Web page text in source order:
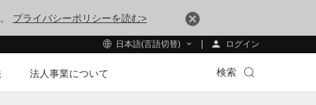
プライバシーポリシーを読む>
日本語(言語切替) ログイン
法人事業について 検索